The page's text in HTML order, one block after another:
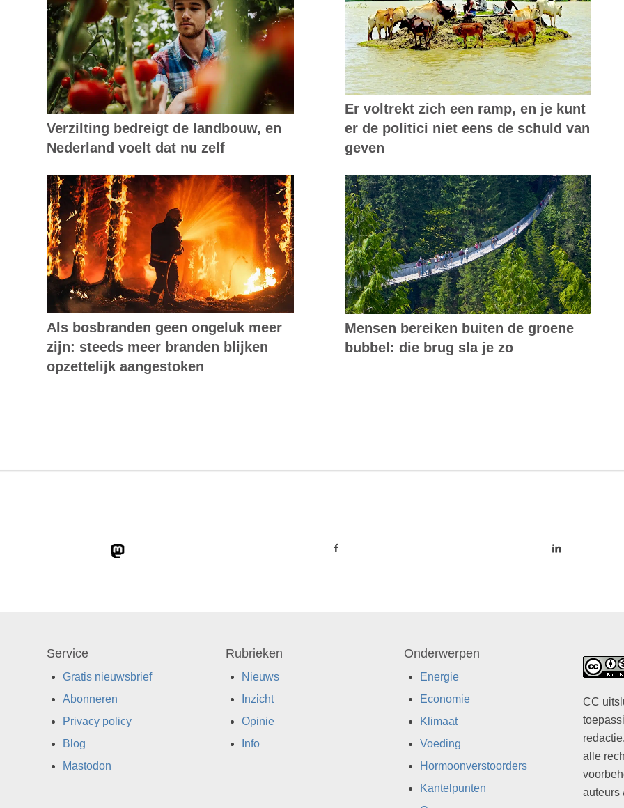
Verzilting bedreigt de landbouw, en
Nederland voelt dat nu zelf
Als bosbranden geen ongeluk meer
zijn: steeds meer branden blijken
opzettelijk aangestoken
Er voltrekt zich een ramp, en je kunt
er de politici niet eens de schuld van
geven
Mensen bereiken buiten de groene
bubbel: die brug sla je zo
Service
Gratis nieuwsbrief
Abonneren
Privacy policy
Blog
Mastodon
Rubrieken
Nieuws
Inzicht
Opinie
Info
Onderwerpen
Energie
Economie
Klimaat
Voeding
Hormoonverstoorders
Kantelpunten
CC
alle
auteurs